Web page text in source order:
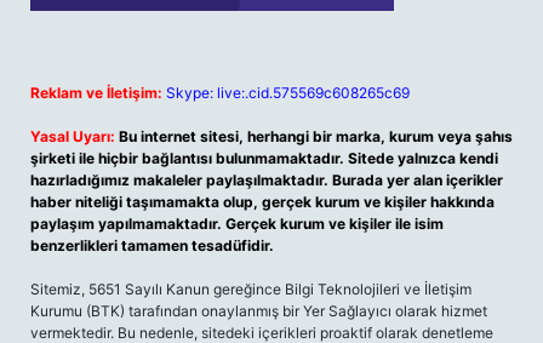
Reklam ve İletişim: Skype: live:.cid.575569c608265c69
Yasal Uyarı: Bu internet sitesi, herhangi bir marka, kurum veya şahıs
şirketi ile hiçbir bağlantısı bulunmamaktadır. Sitede yalnızca kendi
hazırladığımız makaleler paylaşılmaktadır. Burada yer alan içerikler
haber niteliği taşımamakta olup, gerçek kurum ve kişiler hakkında
paylaşım yapılmamaktadır. Gerçek kurum ve kişiler ile isim
benzerlikleri tamamen tesadüfidir.
Sitemiz, 5651 Sayılı Kanun gereğince Bilgi Teknolojileri ve İletişim
Kurumu (BTK) tarafından onaylanmış bir Yer Sağlayıcı olarak hizmet
vermektedir. Bu nedenle, sitedeki içerikleri proaktif olarak denetleme